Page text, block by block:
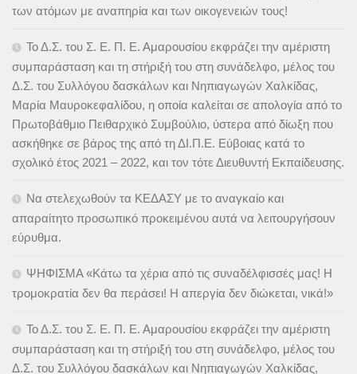
των ατόμων με αναπηρία και των οικογενειών τους!
Το Δ.Σ. του Σ. Ε. Π. Ε. Αμαρουσίου εκφράζει την αμέριστη
συμπαράσταση και τη στήριξή του στη συνάδελφο, μέλος του
Δ.Σ. του Συλλόγου δασκάλων και Νηπιαγωγών Χαλκίδας,
Μαρία Μαυροκεφαλίδου, η οποία καλείται σε απολογία από το
Πρωτοβάθμιο Πειθαρχικό Συμβούλιο, ύστερα από δίωξη που
ασκήθηκε σε βάρος της από τη ΔΙ.Π.Ε. Εύβοιας κατά το
σχολικό έτος 2021 – 2022, και τον τότε Διευθυντή Εκπαίδευσης.
Να στελεχωθούν τα ΚΕΔΑΣΥ με το αναγκαίο και
απαραίτητο προσωπικό προκειμένου αυτά να λειτουργήσουν
εύρυθμα.
ΨΗΦΙΣΜΑ «Κάτω τα χέρια από τις συναδέλφισσές μας! Η
τρομοκρατία δεν θα περάσει! Η απεργία δεν διώκεται, νικά!»
Το Δ.Σ. του Σ. Ε. Π. Ε. Αμαρουσίου εκφράζει την αμέριστη
συμπαράσταση και τη στήριξή του στη συνάδελφο, μέλος του
Δ.Σ. του Συλλόγου δασκάλων και Νηπιαγωγών Χαλκίδας,